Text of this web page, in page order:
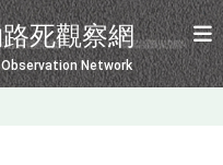
死觀察網
Network